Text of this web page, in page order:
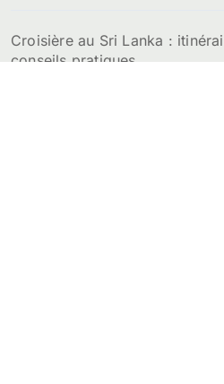
Croisière au Sri Lanka :
conseils pratiques